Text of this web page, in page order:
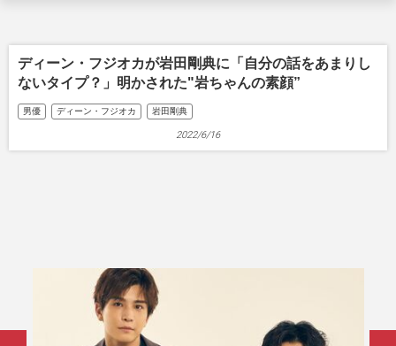
ディーン・フジオカが岩田剛典に「自分の話をあまりし
ないタイプ？」明かされた"岩ちゃんの素顔”
男優 ディーン・フジオカ 岩田剛典
2022/6/16